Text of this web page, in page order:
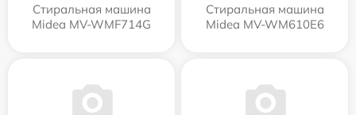
Стиральная машина
Midea MV-WMF714G
Стиральная машина
Midea MV-WM610E6